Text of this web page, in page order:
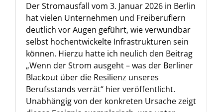
Der Stromausfall vom 3. Januar 2026 in Berlin
hat vielen Unternehmen und Freiberuflern
deutlich vor Augen geführt, wie verwundbar
selbst hochentwickelte Infrastrukturen sein
können. Hierzu hatte ich neulich den Beitrag
„Wenn der Strom ausgeht – was der Berliner
Blackout über die Resilienz unseres
Berufsstands verrät“ hier veröffentlicht.
Unabhängig von der konkreten Ursache zeigt